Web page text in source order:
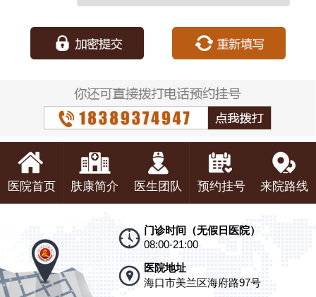
医院首页 肤康简介 医生团队 预约挂号 来院路线
门诊时间（无假日医院）
08:00-21:00
医院地址
海口市美兰区海府路97号